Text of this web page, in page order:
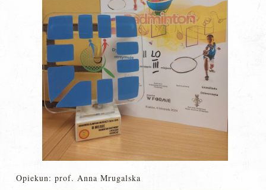
Opiekun: prof. Anna Mrugalska